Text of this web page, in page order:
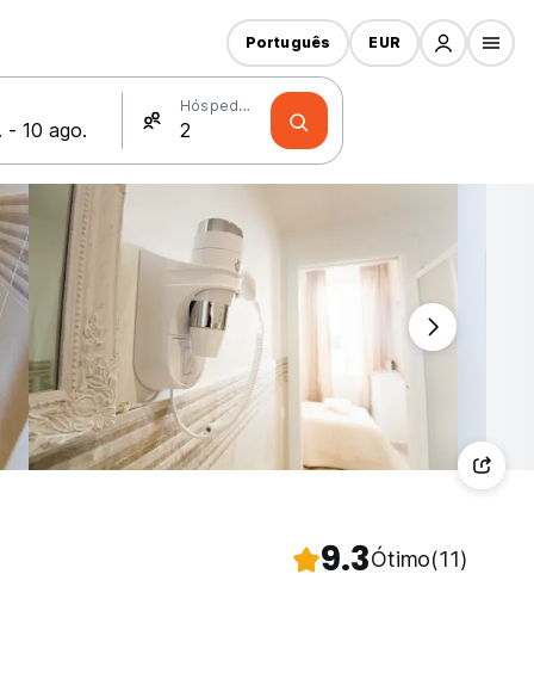
Hóspedes
Português EUR
9.3Ótimo(11)